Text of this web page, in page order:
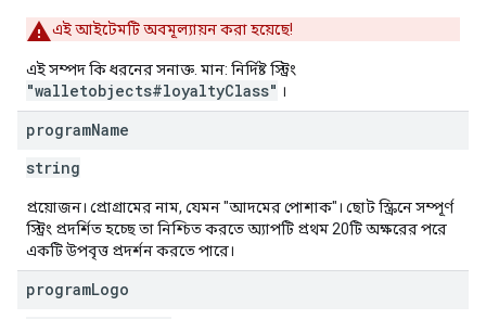
এই আইটেমটি অবমূল্যায়ন করা হয়েছে!
এই সম্পদ কি ধরনের সনাক্ত. মান: নির্দিষ্ট স্ট্রিং
"walletobjects#loyaltyClass" ।
programName
string
প্রয়োজন। প্রোগ্রামের নাম, যেমন "আদমের পোশাক"। ছোট স্ক্রিনে সম্পূর্ণ
স্ট্রিং প্রদর্শিত হচ্ছে তা নিশ্চিত করতে অ্যাপটি প্রথম 20টি অক্ষরের পরে
একটি উপবৃত্ত প্রদর্শন করতে পারে।
programLogo